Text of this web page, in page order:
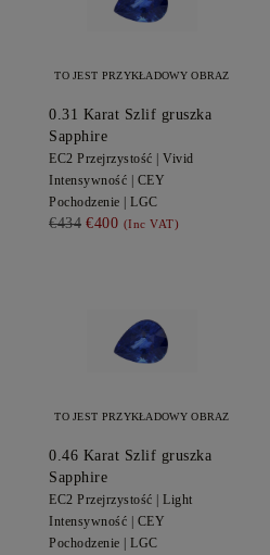
TO JEST PRZYKŁADOWY OBRAZ
0.31 Karat Szlif gruszka
Sapphire
EC2 Przejrzystość | Vivid
Intensywność | CEY
Pochodzenie | LGC
€434 €400 (Inc VAT)
TO JEST PRZYKŁADOWY OBRAZ
0.46 Karat Szlif gruszka
Sapphire
EC2 Przejrzystość | Light
Intensywność | CEY
Pochodzenie | LGC